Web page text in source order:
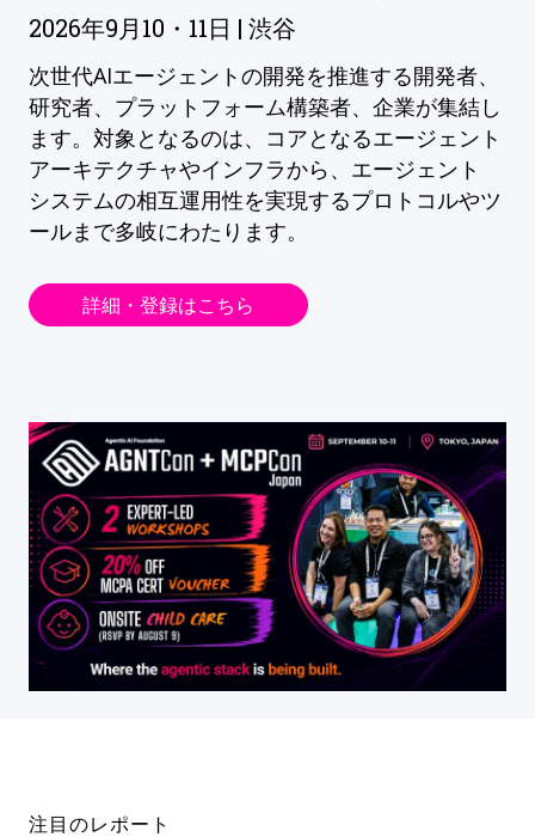
2026年9月10・11日 | 渋谷
次世代AIエージェントの開発を推進する開発者、
研究者、プラットフォーム構築者、企業が集結し
ます。対象となるのは、コアとなるエージェント
アーキテクチャやインフラから、エージェント
システムの相互運用性を実現するプロトコルやツ
ールまで多岐にわたります。
詳細・登録はこちら
注目のレポート